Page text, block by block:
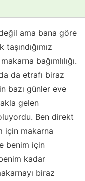
ama bana göre
bağımlılığı.
da etrafı biraz
bazı günler eve
gelen
Ben direkt
için makarna
benim için
kadar
biraz